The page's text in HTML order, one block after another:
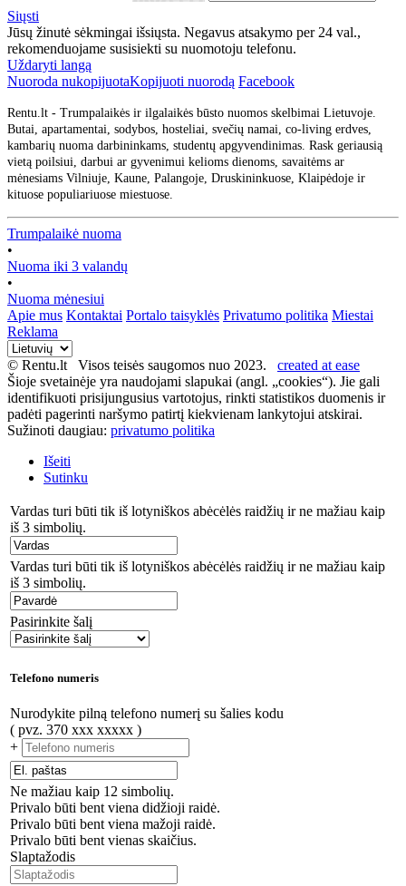
Siųsti
Jūsų žinutė sėkmingai išsiųsta. Negavus atsakymo per 24 val.,
rekomenduojame susisiekti su nuomotoju telefonu.
Uždaryti langą
Nuoroda nukopijuotaKopijuoti nuorodą Facebook
Rentu.lt - Trumpalaikės ir ilgalaikės būsto nuomos skelbimai Lietuvoje.
Butai, apartamentai, sodybos, hosteliai, svečių namai, co-living erdves,
kambarių nuoma darbininkams, studentų apgyvendinimas. Rask geriausią
vietą poilsiui, darbui ar gyvenimui kelioms dienoms, savaitėms ar
mėnesiams Vilniuje, Kaune, Palangoje, Druskininkuose, Klaipėdoje ir
kituose populiariuose miestuose.
Trumpalaikė nuoma
•
Nuoma iki 3 valandų
•
Nuoma mėnesiui
Apie mus Kontaktai Portalo taisyklės Privatumo politika Miestai
Reklama
© Rentu.lt Visos teisės saugomos nuo 2023. created at ease
Šioje svetainėje yra naudojami slapukai (angl. „cookies“). Jie gali
identifikuoti prisijungusius vartotojus, rinkti statistikos duomenis ir
padėti pagerinti naršymo patirtį kiekvienam lankytojui atskirai.
Sužinoti daugiau: privatumo politika
Išeiti
Sutinku
Vardas turi būti tik iš lotyniškos abėcėlės raidžių ir ne mažiau kaip
iš 3 simbolių.
Vardas turi būti tik iš lotyniškos abėcėlės raidžių ir ne mažiau kaip
iš 3 simbolių.
Pasirinkite šalį
Telefono numeris
Nurodykite pilną telefono numerį su šalies kodu
( pvz. 370 xxx xxxxx )
+
Ne mažiau kaip 12 simbolių.
Privalo būti bent viena didžioji raidė.
Privalo būti bent viena mažoji raidė.
Privalo būti bent vienas skaičius.
Slaptažodis